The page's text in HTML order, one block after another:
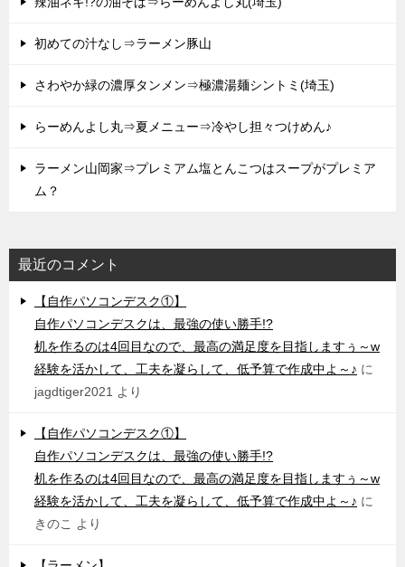
初めての汁なし⇒ラーメン豚山
さわやか緑の濃厚タンメン⇒極濃湯麺シントミ(埼玉)
らーめんよし丸⇒夏メニュー⇒冷やし担々つけめん♪
ラーメン山岡家⇒プレミアム塩とんこつはスープがプレミア
ム？
最近のコメント
【自作パソコンデスク①】
自作パソコンデスクは、最強の使い勝手!?
机を作るのは4回目なので、最高の満足度を目指しますぅ～w
経験を活かして、工夫を凝らして、低予算で作成中よ～♪ に
jagdtiger2021 より
【自作パソコンデスク①】
自作パソコンデスクは、最強の使い勝手!?
机を作るのは4回目なので、最高の満足度を目指しますぅ～w
経験を活かして、工夫を凝らして、低予算で作成中よ～♪ に
きのこ
より